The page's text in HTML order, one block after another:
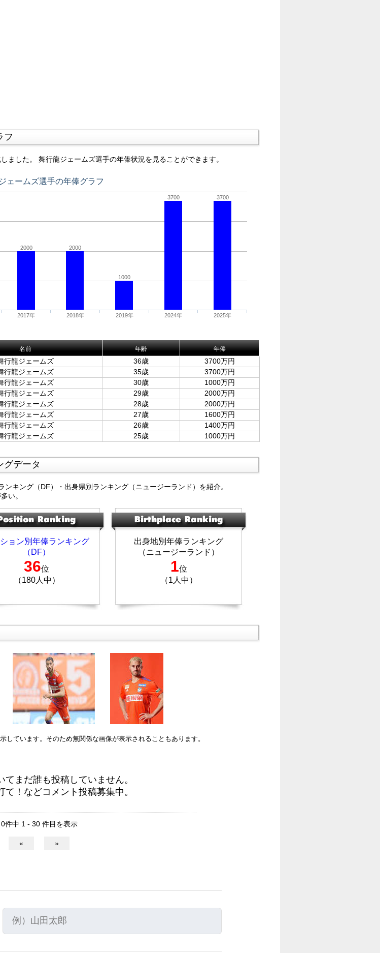
フ
ました。 舞行龍ジェームズ選手の年俸状況を見ることができます。
ェームズ選手の年俸グラフ
2000 2000
1000
3700 3700
2017年 2018年 2019年 2024年 2025年
名前 年齢 年俸
行龍ジェームズ 36歳
3700万円
行龍ジェームズ 35歳
3700万円
行龍ジェームズ 30歳
1000万円
行龍ジェームズ 29歳
2000万円
行龍ジェームズ 28歳
2000万円
行龍ジェームズ 27歳
1600万円
行龍ジェームズ 26歳
1400万円
行龍ジェームズ 25歳 1000万円
グデータ
キング（DF）・出身県別ランキング（ニュージーランド）を紹介。
い。
ョン別年俸ランキング
（DF）
36位
（180人中）
出身地別年俸ランキング
（ニュージーランド）
1位
（1人中）
ています。そのため無関係な画像が表示されることもあります。
まだ誰も投稿していません。
！などコメント投稿募集中。
0件中 1 - 30 件目を表示
« »